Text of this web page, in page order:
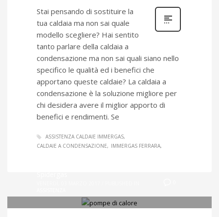
Stai pensando di sostituire la
tua caldaia ma non sai quale
modello scegliere? Hai sentito
tanto parlare della caldaia a
condensazione ma non sai quali siano nello
specifico le qualità ed i benefici che
apportano queste caldaie? La caldaia a
condensazione è la soluzione migliore per
chi desidera avere il miglior apporto di
benefici e rendimenti. Se
ASSISTENZA CALDAIE IMMERGAS
CALDAIE A CONDENSAZIONE
IMMERGAS FERRARA